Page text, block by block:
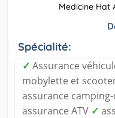
Medicine Hat
Spécialité:
✓ Assurance
mobylette et
assurance
assurance ATV ✓